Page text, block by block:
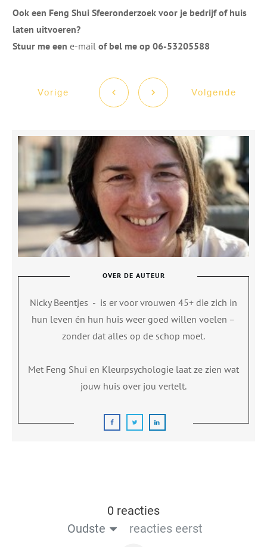
Ook een Feng Shui Sfeeronderzoek voor je bedrijf of huis
laten uitvoeren?
Stuur me een e-mail of bel me op 06-53205588
Vorige Volgende
OVER DE AUTEUR
Nicky Beentjes - is er voor vrouwen 45+ die zich in
hun leven én hun huis weer goed willen voelen –
zonder dat alles op de schop moet.
Met Feng Shui en Kleurpsychologie laat ze zien wat
jouw huis over jou vertelt.
0 reacties
Oudste
reacties eerst